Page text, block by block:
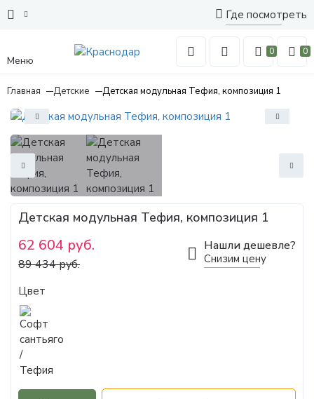
Где посмотреть
Меню
0 0
Главная Детские Детская модульная Тефия, композиция 1
Детская модульная Тефия, композиция 1
62 604 руб.
89 434 руб.
Нашли дешевле?
Снизим цену
Цвет